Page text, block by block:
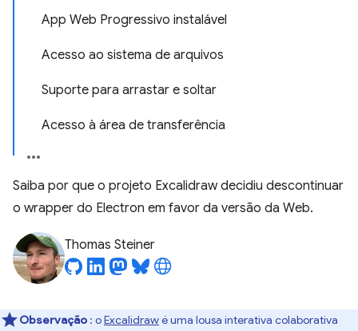
App Web Progressivo instalável
Acesso ao sistema de arquivos
Suporte para arrastar e soltar
Acesso à área de transferência
Saiba por que o projeto Excalidraw decidiu descontinuar
o wrapper do Electron em favor da versão da Web.
Thomas Steiner
Observação : oExcalidrawé uma lousa interativa colaborativa